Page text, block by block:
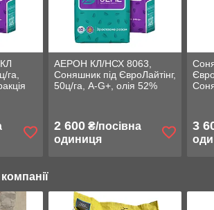
га,
AЕРОН КЛ/НСХ 8063,
Соняшник під ЄвроЛайтінг,
50ц/га, A-G+, олія 52%
2 600₴/посівна
одиниця
3